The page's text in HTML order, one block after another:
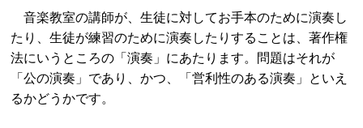
音楽教室の講師が、生徒に対してお手本のために演奏し
たり、生徒が練習のために演奏したりすることは、著作権
法にいうところの「演奏」にあたります。問題はそれが
「公の演奏」であり、かつ、「営利性のある演奏」といえ
るかどうかです。